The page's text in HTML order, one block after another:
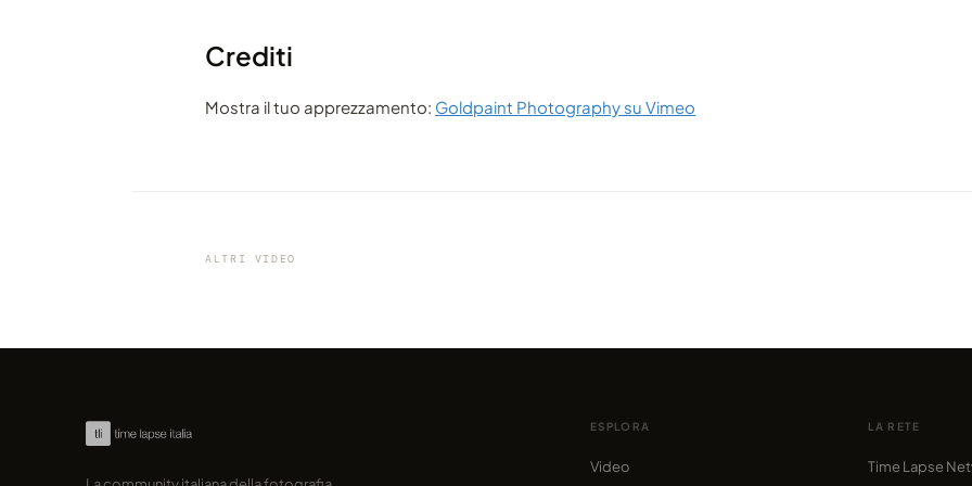
Crediti
Mostra il tuo apprezzamento: Goldpaint Photography su Vimeo
ALTRI VIDEO
condiviso da Ardenvis
ESPLORA
Video
LA RETE
Time Lapse